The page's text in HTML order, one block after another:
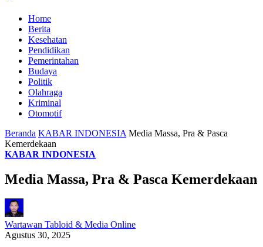
Home
Berita
Kesehatan
Pendidikan
Pemerintahan
Budaya
Politik
Olahraga
Kriminal
Otomotif
Beranda KABAR INDONESIA Media Massa, Pra & Pasca
Kemerdekaan
KABAR INDONESIA
Media Massa, Pra & Pasca Kemerdekaan
Wartawan Tabloid & Media Online
Agustus 30, 2025